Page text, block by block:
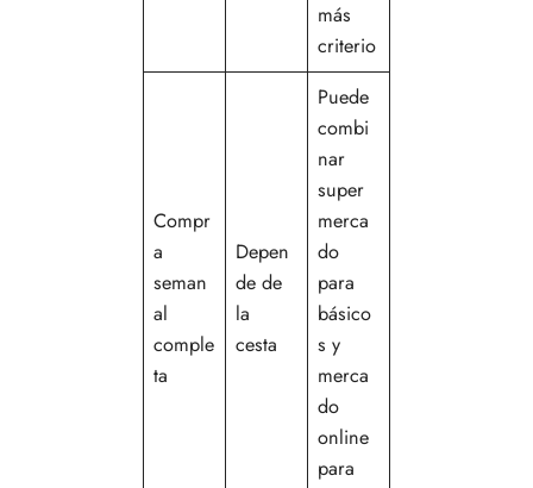
más
criterio
Compr
a
seman
al
comple
ta
Depen
de de
la
cesta
Puede
combi
nar
super
merca
do
para
básico
s y
merca
do
online
para